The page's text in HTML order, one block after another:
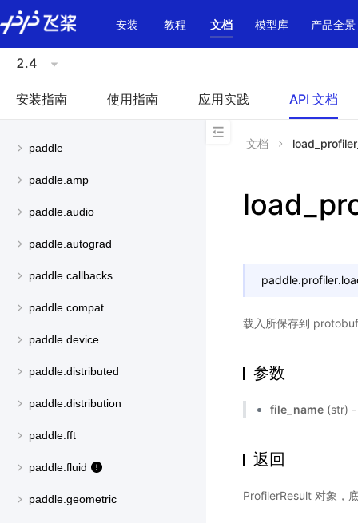
\u200E
安装
教程 文档 模型库 产品全景
2.4
安装指南 使用指南 应用实践 API 文档
paddle
paddle.amp
paddle.audio
paddle.autograd
paddle.callbacks
paddle.compat
paddle.device
paddle.distributed
paddle.distribution
paddle.fft
paddle.fluid
paddle.geometric
文档
paddle.profiler.
载入所保存到
参数
file_name (str) -
返回
ProfilerResult 对象，